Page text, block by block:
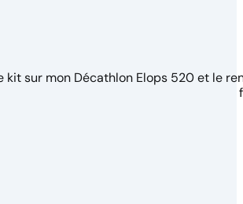
kit sur mon Décathlon Elops 520 et le